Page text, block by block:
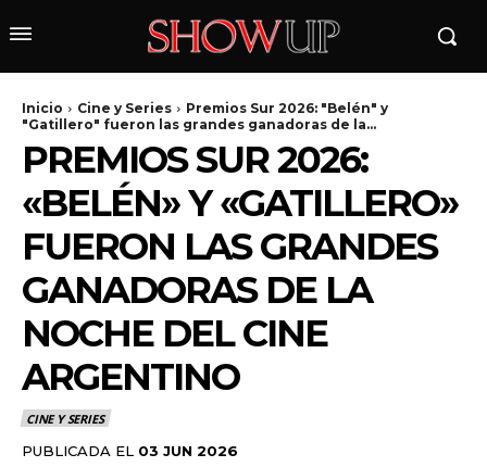
Inicio Cine y Series
Premios Sur 2026: "Belén" y
"Gatillero" fueron las grandes ganadoras de la...
PREMIOS SUR 2026:
«BELÉN» Y «GATILLERO»
FUERON LAS GRANDES
GANADORAS DE LA
NOCHE DEL CINE
ARGENTINO
CINE Y SERIES
PUBLICADA EL 03 JUN 2026